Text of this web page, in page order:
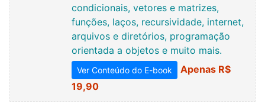
condicionais, vetores e matrizes,
funções, laços, recursividade, internet,
arquivos e diretórios, programação
orientada a objetos e muito mais.
Ver Conteúdo do E-book
Apenas R$
19,90